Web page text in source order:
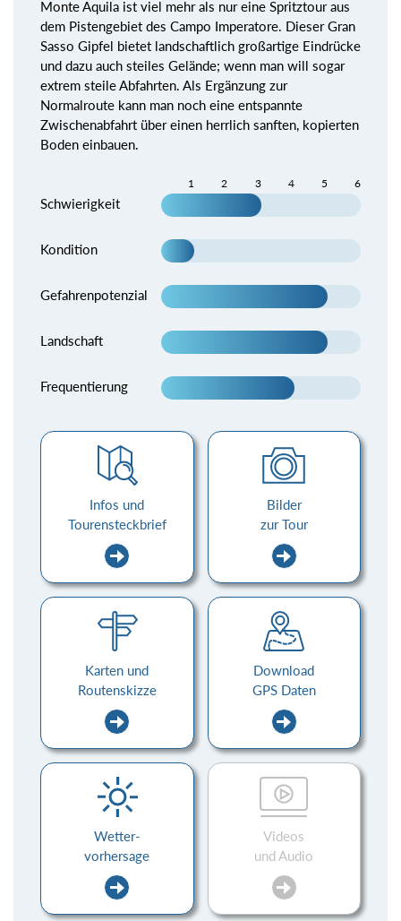
Monte Aquila ist viel mehr als nur eine Spritztour aus
dem Pistengebiet des Campo Imperatore. Dieser Gran
Sasso Gipfel bietet landschaftlich großartige Eindrücke
und dazu auch steiles Gelände; wenn man will sogar
extrem steile Abfahrten. Als Ergänzung zur
Normalroute kann man noch eine entspannte
Zwischenabfahrt über einen herrlich sanften, kopierten
Boden einbauen.
1 2 3 4 5 6
Schwierigkeit
Kondition
Gefahrenpotenzial
Landschaft
Frequentierung
Infos und
Tourensteckbrief
Bilder
zur Tour
Karten und
Routenskizze
Download
GPS Daten
Wetter-
vorhersage
Videos
und Audio